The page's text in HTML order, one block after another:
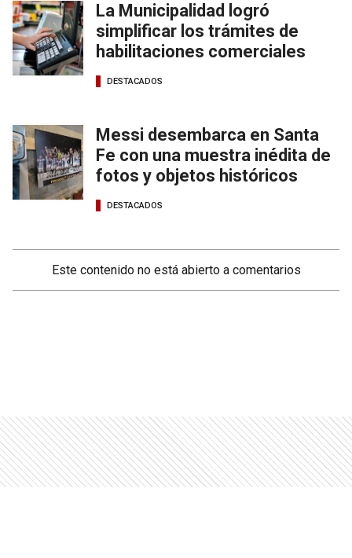
La Municipalidad logró
simplificar los trámites de
habilitaciones comerciales
DESTACADOS
Messi desembarca en Santa
Fe con una muestra inédita de
fotos y objetos históricos
DESTACADOS
Este contenido no está abierto a comentarios